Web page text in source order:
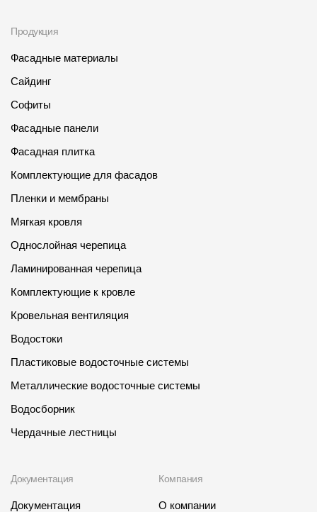
Продукция
Фасадные материалы
Сайдинг
Софиты
Фасадные панели
Фасадная плитка
Комплектующие для фасадов
Пленки и мембраны
Мягкая кровля
Однослойная черепица
Ламинированная черепица
Комплектующие к кровле
Кровельная вентиляция
Водостоки
Пластиковые водосточные системы
Металлические водосточные системы
Водосборник
Чердачные лестницы
Документация
Документация
Компания
О компании